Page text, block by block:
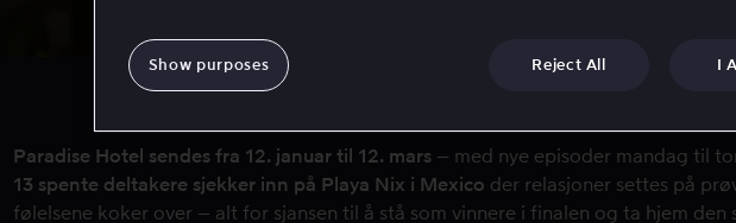
Kjøp Film og Serier – 109 kr/mnd
Se alt av film og serier med reklame. Ingen binding.
Paradise Hotel sendes fra 12. januar til 12. mars – med nye episoder mandag til
13 spente deltakere sjekker inn på Playa Nix i Mexico der relasjoner settes på
følelsene koker over – alt for sjansen til å stå som vinnere i finalen og ta hjem den
Show purposes Reject All I